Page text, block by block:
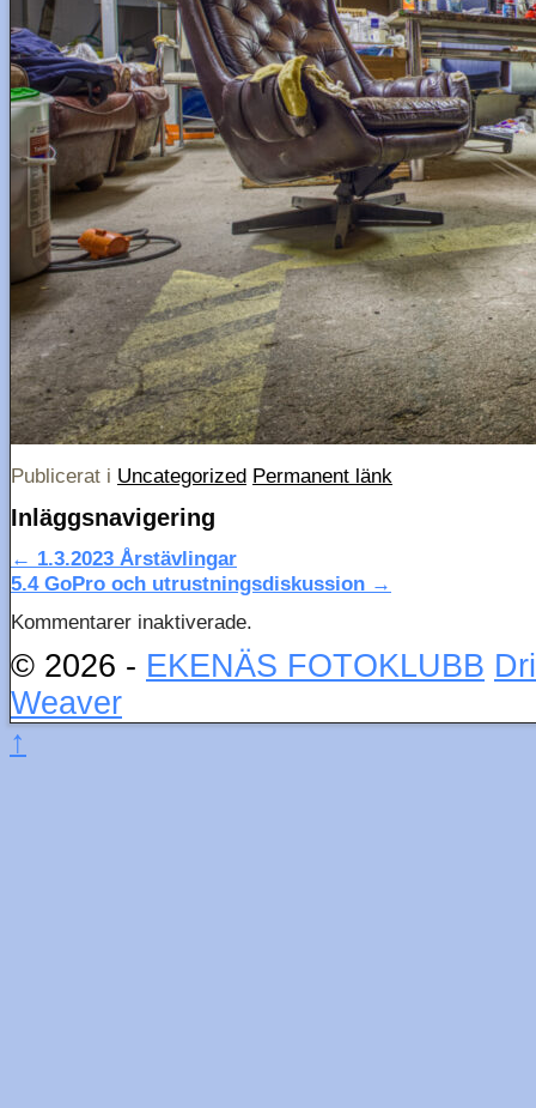
Publicerat i Uncategorized Permanent länk
Inläggsnavigering
← 1.3.2023 Årstävlingar
5.4 GoPro och utrustningsdiskussion →
Kommentarer inaktiverade.
© 2026 - EKENÄS FOTOKLUBB
Weaver
↑